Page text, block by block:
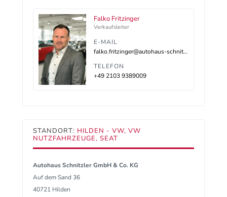
Falko Fritzinger
Verkaufsleiter
E-MAIL
falko.fritzinger@autohaus-schnitzler.de
TELEFON
+49 2103 9389009
STANDORT: HILDEN - VW, VW
NUTZFAHRZEUGE, SEAT
Autohaus Schnitzler GmbH & Co. KG
Auf dem Sand 36
40721 Hilden